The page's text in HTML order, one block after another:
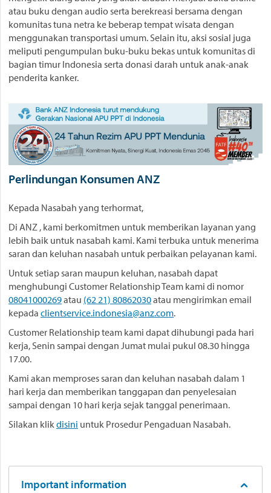
atau buku dengan audio serta berekreasi bersama dengan
komunitas tuna netra ke beberap tempat wisata dengan
menggunakan transportasi umum. Selain itu, aksi sosial juga
meliputi pengumpulan buku-buku bekas untuk komunitas di
bagian timur Indonesia serta donasi darah untuk anak-anak
penderita kanker.
Perlindungan Konsumen ANZ
Kepada Nasabah yang terhormat,
Di ANZ , kami berkomitmen untuk memberikan layanan yang
lebih baik untuk nasabah kami. Kami terbuka untuk menerima
saran dan keluhan nasabah untuk perbaikan pelayanan kami.
Untuk setiap saran maupun keluhan, nasabah dapat
menghubungi Customer Relationship Team kami di nomor
08041000269atau (62 21) 80862030atau mengirimkan email
kepada clientservice.indonesia@anz.com.
Customer Relationship team kami dapat dihubungi pada hari
kerja, Senin sampai dengan Jumat mulai pukul 08.30 hingga
17.00.
Kami akan memproses saran dan keluhan nasabah dalam 1
hari kerja dan memberikan tanggapan dan penyelesaian
sampai dengan 10 hari kerja sejak tanggal penerimaan.
Silakan klikdisini untuk Prosedur Pengaduan Nasabah.
Important information